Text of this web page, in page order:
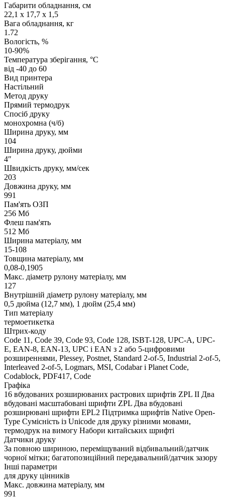
Габарити обладнання, см
22,1 x 17,7 x 1,5
Вага обладнання, кг
1.72
Вологість, %
10-90%
Температура зберігання, °C
від -40 до 60
Вид принтера
Настільний
Метод друку
Прямий термодрук
Спосіб друку
монохромна (ч/б)
Ширина друку, мм
104
Ширина друку, дюйми
4″
Швидкість друку, мм/сек
203
Довжина друку, мм
991
Пам'ять ОЗП
256 Мб
Флеш пам'ять
512 Мб
Ширина матеріалу, мм
15-108
Товщина матеріалу, мм
0,08-0,1905
Макс. діаметр рулону матеріалу, мм
127
Внутрішній діаметр рулону матеріалу, мм
0,5 дюйма (12,7 мм), 1 дюйм (25,4 мм)
Тип матеріалу
термоетикетка
Штрих-коду
Code 11, Code 39, Code 93, Code 128, ISBT-128, UPC-A, UPC-
E, EAN-8, EAN-13, UPC і EAN з 2 або 5-цифровими
розширеннями, Plessey, Postnet, Standard 2-of-5, Industrial 2-of-5,
Interleaved 2-of-5, Logmars, MSI, Codabar і Planet Code,
Codablock, PDF417, Code
Графіка
16 вбудованих розширюваних растрових шрифтів ZPL II Два
вбудовані масштабовані шрифти ZPL Два вбудовані
розширювані шрифти EPL2 Підтримка шрифтів Native Open-
Type Сумісність із Unicode для друку різними мовами,
термодрук на вимогу Набори китайських шрифті
Датчики друку
За повною шириною, переміщуваний відбивальний/датчик
чорної мітки; багатопозиційний передавальний/датчик зазору
Інші параметри
для друку цінників
Макс. довжина матеріалу, мм
991